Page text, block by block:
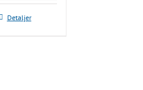
14,900.00 kr.
är:
Detaljer